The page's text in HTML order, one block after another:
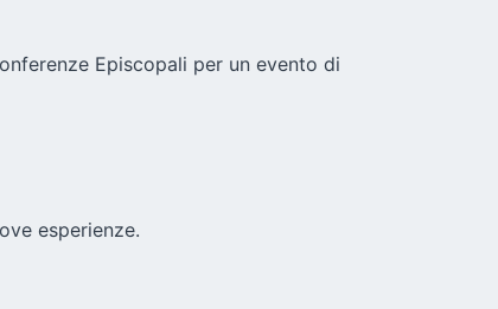
Episcopali per un evento di
esperienze.